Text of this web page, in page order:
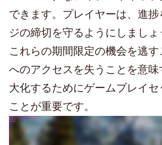
できます。プレイヤーは、進
ジの締切を守るようにしましょ
これらの期間限定の機会を逃
へのアクセスを失うことを意
大化するためにゲームプレイ
ことが重要です。